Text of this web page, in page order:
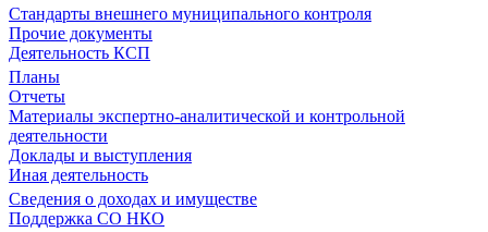
Стандарты внешнего муниципального контроля
Прочие документы
Деятельность КСП
Планы
Отчеты
Материалы экспертно-аналитической и контрольной
деятельности
Доклады и выступления
Иная деятельность
Сведения о доходах и имуществе
Поддержка СО НКО